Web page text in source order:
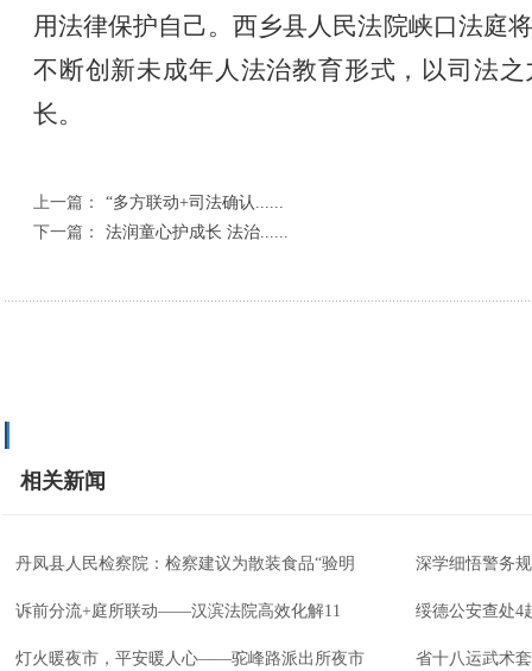
用法律保护自己。西乡县人民法院峡口法庭
不断创新未成年人法治教育形式，以司法
长。
上一篇：
“多方联动+司法确认......
下一篇：
法润童心护成长 法治......
相关新闻
丹凤县人民检察院：检察建议为散装食品“验明 深学细悟警务
诉前分流+庭所联动——汉滨法院高效化解11 绥德公安查处4
灯火暖夜市，平安暖人心——驼峰路派出所夜市 省十八运武术